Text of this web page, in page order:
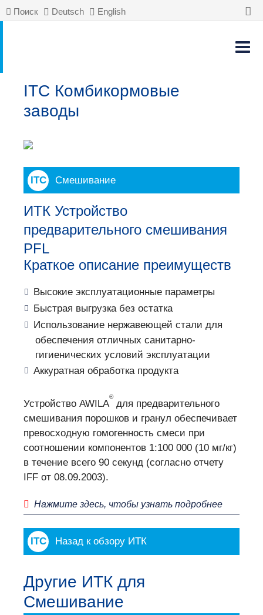
Поиск Deutsch English
ITC Комбикормовые
заводы
Смешивание
ИТК Устройство
предварительного смешивания
PFL
Краткое описание преимуществ
Высокие эксплуатационные параметры
Быстрая выгрузка без остатка
Использование нержавеющей стали для
обеспечения отличных санитарно-
гигиенических условий эксплуатации
Аккуратная обработка продукта
Устройство AWILA
®
для предварительного
смешивания порошков и гранул обеспечивает
превосходную гомогенность смеси при
соотношении компонентов 1:100 000 (10 мг/кг)
в течение всего 90 секунд (согласно отчету
IFF от 08.09.2003).
Нажмите здесь, чтобы узнать подробнее
Назад к обзору ИТК
Другие ИТК для
Смешивание